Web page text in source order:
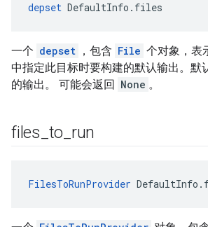
depset DefaultInfo.files
一个 depset ，包含 File 个对象，表
中指定此目标时要构建的默认输出。默
的输出。 可能会返回 None 。
files to run
FilesToRunProvider